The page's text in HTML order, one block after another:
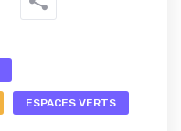
ESPACES VERTS